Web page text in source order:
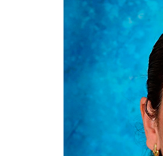
Ms. Milena Cordeiro